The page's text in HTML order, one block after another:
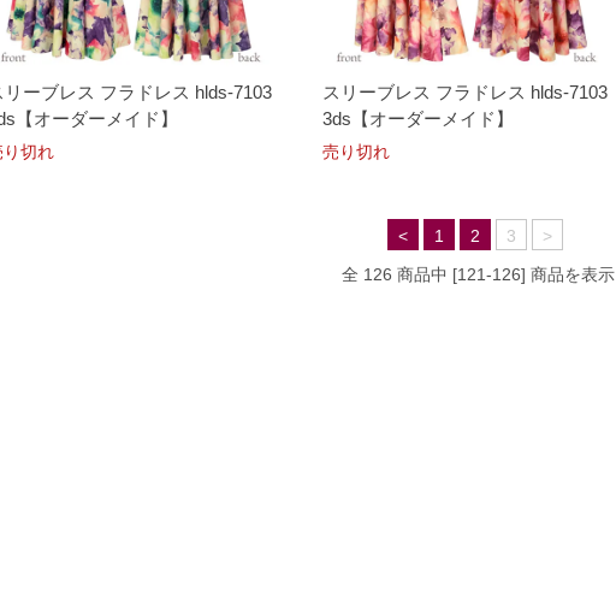
リーブレス フラドレス hlds-7103
【オーダーメイド】
り切れ
スリーブレス フラドレス hlds-7103
3ds【オーダーメイド】
売り切れ
< 1 2 3
>
全 126 商品中 [121-126] 商品を表示